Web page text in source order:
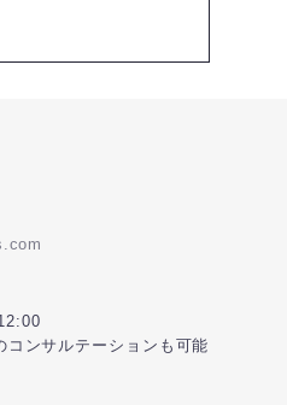
コンサルテーションも可能